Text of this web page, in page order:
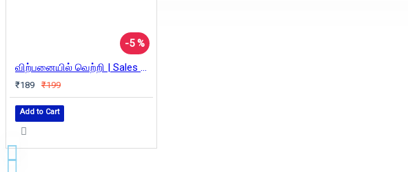
-5 %
விற்பனையில் வெற்றி | Sales Success (பிரையன் டிரேசி வெற்றி நூலகம்)
₹189 ₹199
Add to Cart